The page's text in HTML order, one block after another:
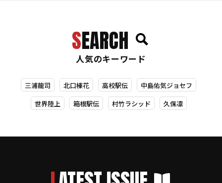
SEARCH
人気のキーワード
三浦龍司 北口榛花 高校駅伝 中島佑気ジョセフ
世界陸上 箱根駅伝 村竹ラシッド 久保凛